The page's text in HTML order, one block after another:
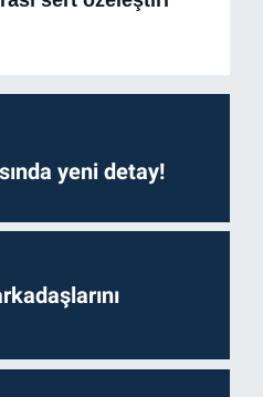
yeni detay!